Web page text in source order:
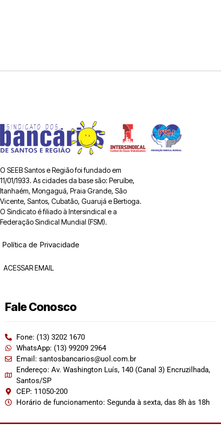
O SEEB Santos e Região foi fundado em
11/01/1933. As cidades da base são: Peruíbe,
Itanhaém, Mongaguá, Praia Grande, São
Vicente, Santos, Cubatão, Guarujá e Bertioga.
O Sindicato é filiado à Intersindical e a
Federação Sindical Mundial (FSM).
Política de Privacidade
ACESSAR EMAIL
Fale Conosco
Fone: (13) 3202 1670
WhatsApp: (13) 99209 2964
Email: santosbancarios@uol.com.br
Endereço: Av. Washington Luís, 140 (Canal 3) Encruzilhada,
Santos/SP
CEP: 11050-200
Horário de funcionamento: Segunda à sexta, das 8h às 18h